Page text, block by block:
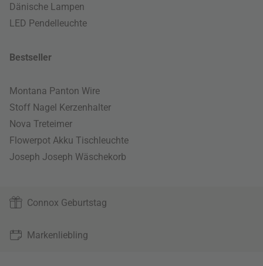
Dänische Lampen
LED Pendelleuchte
Bestseller
Montana Panton Wire
Stoff Nagel Kerzenhalter
Nova Treteimer
Flowerpot Akku Tischleuchte
Joseph Joseph Wäschekorb
Connox Geburtstag
Markenliebling